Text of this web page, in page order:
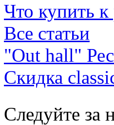
Что купить
Все статьи
"Out hall"
Скидка
Следуйте за